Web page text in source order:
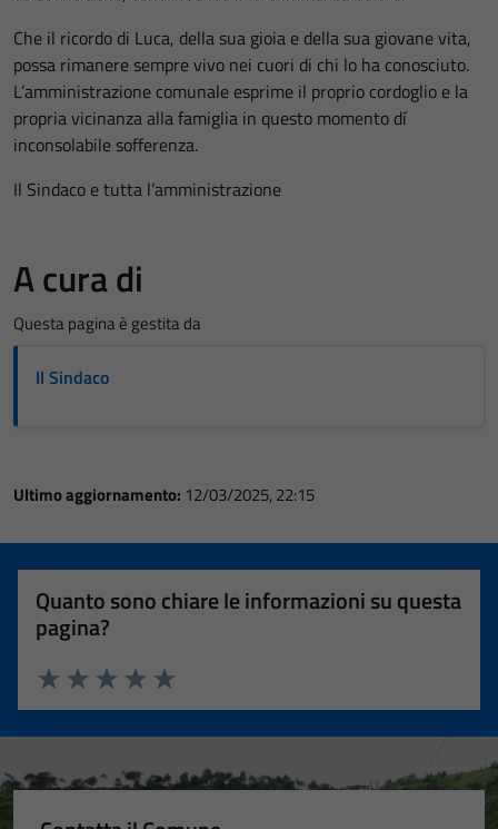
Che il ricordo di Luca, della sua gioia e della sua giovane vita,
possa rimanere sempre vivo nei cuori di chi lo ha conosciuto.
L’amministrazione comunale esprime il proprio cordoglio e la
propria vicinanza alla famiglia in questo momento dí
inconsolabile sofferenza.
Il Sindaco e tutta l’amministrazione
A cura di
Questa pagina è gestita da
Il Sindaco
Ultimo aggiornamento: 12/03/2025, 22:15
Quanto sono chiare le informazioni su questa
pagina?
Valuta 5 stelle su 5
Valuta 4 stelle su 5
Valuta 3 stelle su 5
Valuta 2 stelle su 5
Valuta 1 stelle su 5